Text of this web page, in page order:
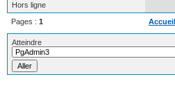
Hors ligne
Pages : 1 Accueil
Atteindre